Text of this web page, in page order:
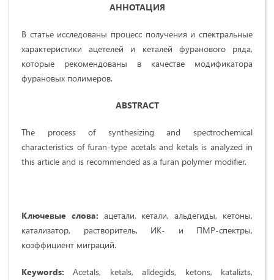
АННОТАЦИЯ
В статье исследованы процесс получения и спектральные
характеристики ацетелей и кеталей фуранового ряда,
которые рекомендованы в качестве модификатора
фурановых полимеров.
ABSTRACT
The process of synthesizing and spectrochemical
characteristics of furan-type acetals and ketals is analyzed in
this article and is recommended as a furan polymer modifier.
Ключевые слова: ацетали, кетали, альдегиды, кетоны,
катализатор, растворитель, ИК- и ПМР-спектры,
коэффициент миграций.
Keywords:Acetals, ketals, alldegids, ketons, katalizts,